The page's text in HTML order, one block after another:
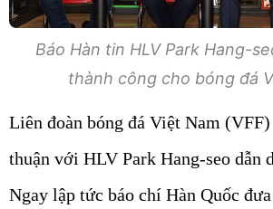
Báo Hàn tin HLV Park Hang-
thành công cho bóng đá
Liên đoàn bóng đá Việt Nam (VFF)
thuận với HLV Park Hang-seo dẫn
Ngay lập tức báo chí Hàn Quốc